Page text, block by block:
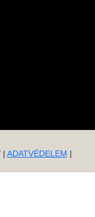
| ADATVÉDELEM |